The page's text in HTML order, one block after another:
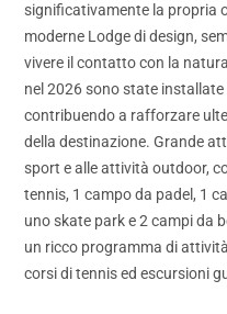
significativamente la propria
moderne Lodge di design,
vivere il contatto con la
nel 2026 sono state
contribuendo a rafforzare
della destinazione. Grande
sport e alle attività outdoor,
tennis, 1 campo da padel, 1
uno skate park e 2 campi da
un ricco programma di
corsi di tennis ed escursioni